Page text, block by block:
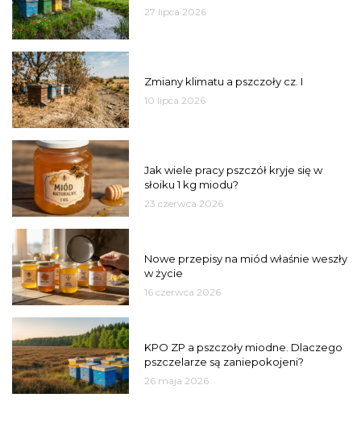
27 lipca 2026
Zmiany klimatu a pszczoły cz. I
10 lipca 2026
Jak wiele pracy pszczół kryje się w
słoiku 1 kg miodu?
23 czerwca 2026
Nowe przepisy na miód właśnie weszły
w życie
16 czerwca 2026
KPO ZP a pszczoły miodne. Dlaczego
pszczelarze są zaniepokojeni?
26 maja 2026